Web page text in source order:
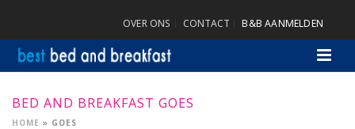
OVER ONS CONTACT B&B AANMELDEN
BED AND BREAKFAST GOES
HOME » GOES